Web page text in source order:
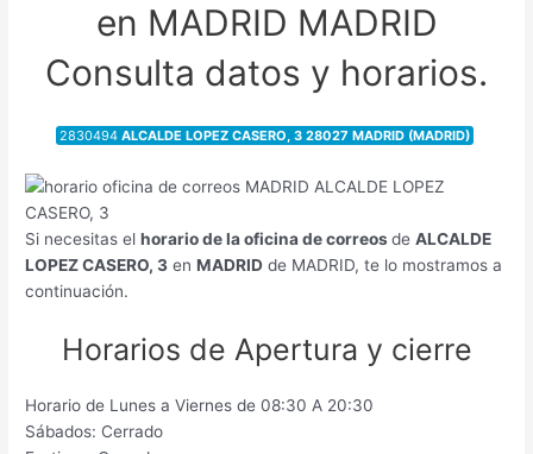
en MADRID MADRID
Consulta datos y horarios.
2830494 ALCALDE LOPEZ CASERO, 3 28027 MADRID (MADRID)
Si necesitas elhorario de la oficina de correosdeALCALDE
LOPEZ CASERO, 3 enMADRID de MADRID, te lo mostramos a
continuación.
Horarios de Apertura y cierre
Horario de Lunes a Viernes de 08:30 A 20:30
Sábados: Cerrado